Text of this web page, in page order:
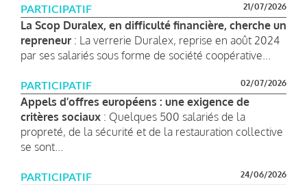
PARTICIPATIF 21/07/2026
La Scop Duralex, en difficulté financière, cherche un
repreneur : La verrerie Duralex, reprise en août 2024
par ses salariés sous forme de société coopérative...
PARTICIPATIF 02/07/2026
Appels d’offres européens : une exigence de
critères sociaux : Quelques 500 salariés de la
propreté, de la sécurité et de la restauration collective
se sont...
PARTICIPATIF 24/06/2026